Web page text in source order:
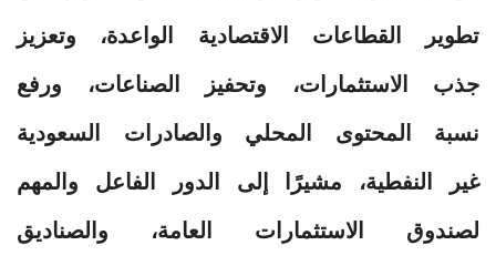
تطوير القطاعات الاقتصادية الواعدة، وتعزيز
جذب الاستثمارات، وتحفيز الصناعات، ورفع
نسبة المحتوى المحلي والصادرات السعودية
غير النفطية، مشيرًا إلى الدور الفاعل والمهم
لصندوق الاستثمارات العامة، والصناديق